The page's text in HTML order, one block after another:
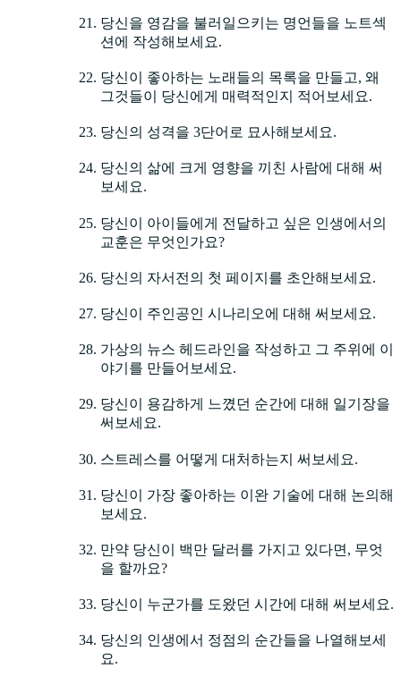
당신을 영감을 불러일으키는 명언들을 노트섹
션에 작성해보세요.
당신이 좋아하는 노래들의 목록을 만들고, 왜
그것들이 당신에게 매력적인지 적어보세요.
당신의 성격을 3단어로 묘사해보세요.
당신의 삶에 크게 영향을 끼친 사람에 대해 써
보세요.
당신이 아이들에게 전달하고 싶은 인생에서의
교훈은 무엇인가요?
당신의 자서전의 첫 페이지를 초안해보세요.
당신이 주인공인 시나리오에 대해 써보세요.
가상의 뉴스 헤드라인을 작성하고 그 주위에 이
야기를 만들어보세요.
당신이 용감하게 느꼈던 순간에 대해 일기장을
써보세요.
스트레스를 어떻게 대처하는지 써보세요.
당신이 가장 좋아하는 이완 기술에 대해 논의해
보세요.
만약 당신이 백만 달러를 가지고 있다면, 무엇
을 할까요?
당신이 누군가를 도왔던 시간에 대해 써보세요.
당신의 인생에서 정점의 순간들을 나열해보세
요.